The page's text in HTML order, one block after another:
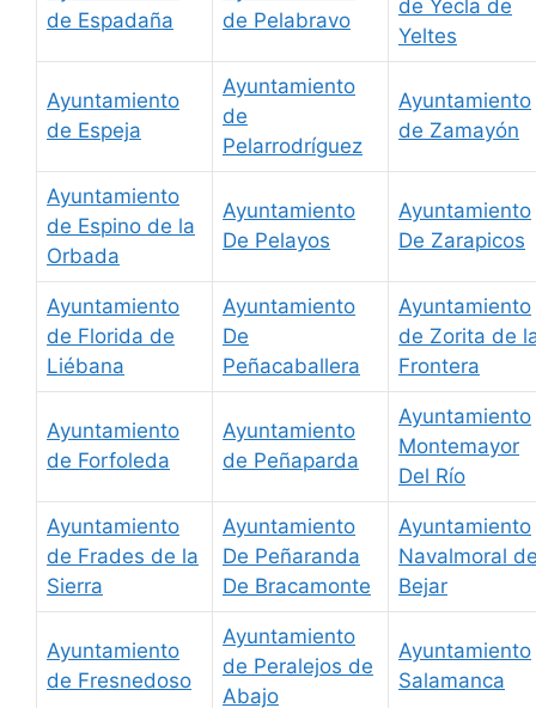
de Espadaña
de Pelabravo
de Yecla de
Yeltes
Ayuntamiento
de Espeja
Ayuntamiento
de
Pelarrodríguez
Ayuntamiento
de Zamayón
Ayuntamiento
de Espino de la
Orbada
Ayuntamiento
De Pelayos
Ayuntamiento
De Zarapicos
Ayuntamiento
de Florida de
Liébana
Ayuntamiento
De
Peñacaballera
Ayuntamiento
de Zorita de
Frontera
Ayuntamiento
de Forfoleda
Ayuntamiento
de Peñaparda
Ayuntamiento
Montemayor
Del Río
Ayuntamiento
de Frades de la
Sierra
Ayuntamiento
De Peñaranda
De Bracamonte
Ayuntamiento
Navalmoral
Bejar
Ayuntamiento
de Fresnedoso
Ayuntamiento
de Peralejos de
Abajo
Ayuntamiento
Salamanca